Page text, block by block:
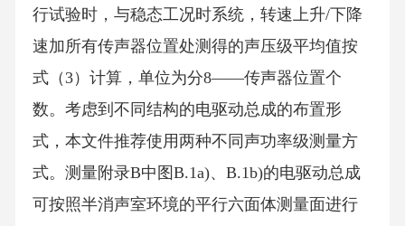
行试验时，与稳态工况时系统，转速上升/下降
速加所有传声器位置处测得的声压级平均值按
式（3）计算，单位为分8——传声器位置个
数。考虑到不同结构的电驱动总成的布置形
式，本文件推荐使用两种不同声功率级测量方
式。测量附录B中图B.1a)、B.1b)的电驱动总成
可按照半消声室环境的平行六面体测量面进行